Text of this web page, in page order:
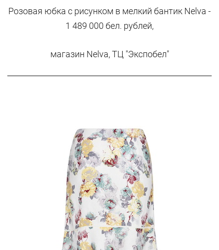
Розовая юбка с рисунком в мелкий бантик Nelva -
1 489 000 бел. рублей,
магазин Nelva, ТЦ "Экспобел"